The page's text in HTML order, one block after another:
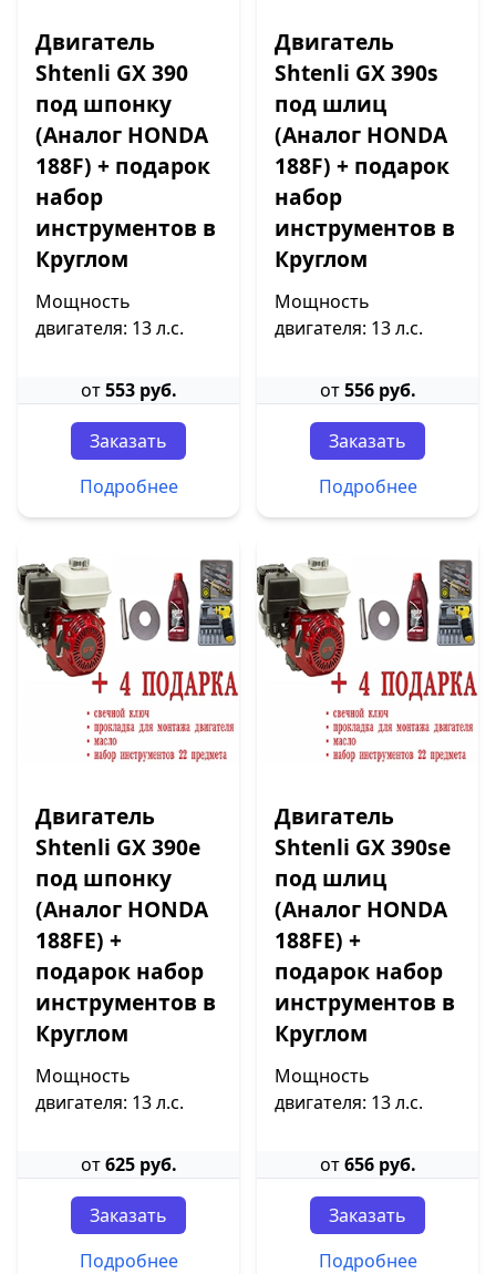
Двигатель
Shtenli GX 390
под шпонку
(Аналог HONDA
188F) + подарок
набор
инструментов в
Круглом
Мощность
двигателя: 13 л.с.
от553 руб.
Заказать
Подробнее
Двигатель
Shtenli GX 390s
под шлиц
(Аналог HONDA
188F) + подарок
набор
инструментов в
Круглом
Мощность
двигателя: 13 л.с.
от556 руб.
Заказать
Подробнее
Двигатель
Shtenli GX 390е
под шпонку
(Аналог HONDA
188FE) +
подарок набор
инструментов в
Круглом
Мощность
двигателя: 13 л.с.
от625 руб.
Заказать
Подробнее
Двигатель
Shtenli GX 390sе
под шлиц
(Аналог HONDA
188FE) +
подарок набор
инструментов в
Круглом
Мощность
двигателя: 13 л.с.
от656 руб.
Заказать
Подробнее